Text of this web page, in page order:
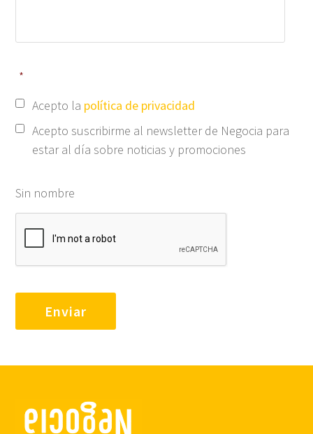
*
Acepto la política de privacidad
Acepto suscribirme al newsletter de Negocia para
estar al día sobre noticias y promociones
Sin nombre